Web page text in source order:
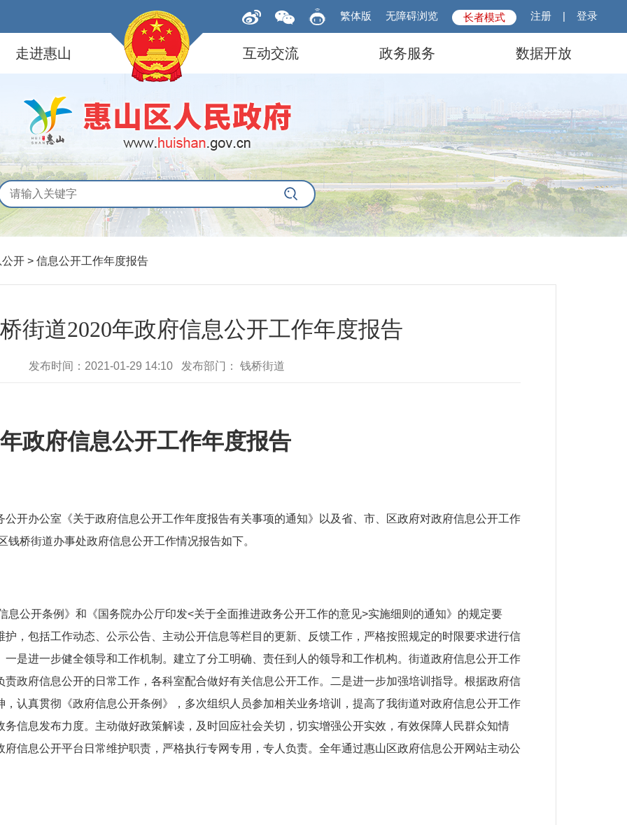
繁体版 无障碍浏览 长者模式 注册 | 登录
走进惠山 互动交流 政务服务 数据开放
开 > 信息公开工作年度报告
街道2020年政府信息公开工作年度报告
发布时间：2021-01-29 14:10 发布部门： 钱桥街道
年政府信息公开工作年度报告
办公室《关于政府信息公开工作年度报告有关事项的通知》以及省、市、区政府对政府信息公开工作
钱桥街道办事处政府信息公开工作情况报告如下。
息公开条例》和《国务院办公厅印发<关于全面推进政务公开工作的意见>实施细则的通知》的规定要
，包括工作动态、公示公告、主动公开信息等栏目的更新、反馈工作，严格按照规定的时限要求进行信
是进一步健全领导和工作机制。建立了分工明确、责任到人的领导和工作机构。街道政府信息公开工作
政府信息公开的日常工作，各科室配合做好有关信息公开工作。二是进一步加强培训指导。根据政府信
认真贯彻《政府信息公开条例》，多次组织人员参加相关业务培训，提高了我街道对政府信息公开工作
信息发布力度。主动做好政策解读，及时回应社会关切，切实增强公开实效，有效保障人民群众知情
信息公开平台日常维护职责，严格执行专网专用，专人负责。全年通过惠山区政府信息公开网站主动公